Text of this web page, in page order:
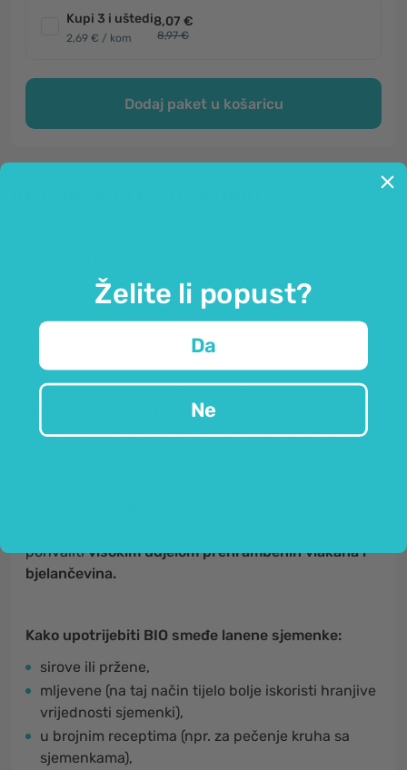
Kupi 3 i uštedi
2,69 € / kom
8,07 €
8,97 €
Dodaj paket u košaricu
Smeđe lanene sjemenke iz certificiranog
ekološkog uzgoja.
Lan(Linum usitatissimum)je jedna od najstarijih
kultiviranih biljaka koja je bila poznata već u starom
Egiptu i staroj Grčkoj. Vrlo je svestran jer se od njega
pohvalitivisokim udjelom prehrambenih vlakana i
bjelančevina.
Kako upotrijebiti BIO smeđe lanene sjemenke:
sirove ili pržene,
mljevene (na taj način tijelo bolje iskoristi hranjive
vrijednosti sjemenki),
u brojnim receptima (npr. za pečenje kruha sa
sjemenkama),
Želite li popust?
Da
Ne